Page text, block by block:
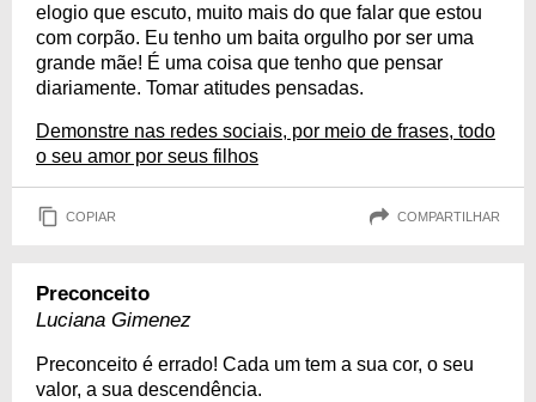
elogio que escuto, muito mais do que falar que estou
com corpão. Eu tenho um baita orgulho por ser uma
grande mãe! É uma coisa que tenho que pensar
diariamente. Tomar atitudes pensadas.
Demonstre nas redes sociais, por meio de frases, todo
o seu amor por seus filhos
COPIAR COMPARTILHAR
Preconceito
Luciana Gimenez
Preconceito é errado! Cada um tem a sua cor, o seu
valor, a sua descendência.